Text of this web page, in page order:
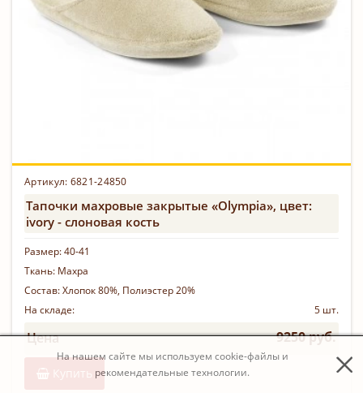
Артикул: 6821-24850
Тапочки махровые закрытые «Olympia», цвет:
ivory - слоновая кость
Размер:40-41
Ткань: Махра
Состав:Хлопок 80%, Полиэстер 20%
На складе:
5 шт.
Цена 9250 руб.
Купить
На нашем сайте мы используем cookie-файлы и
рекомендательные технологии.